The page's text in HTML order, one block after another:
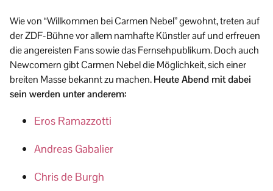
Wie von “Willkommen bei Carmen Nebel” gewohnt, treten auf
der ZDF-Bühne vor allem namhafte Künstler auf und erfreuen
die angereisten Fans sowie das Fernsehpublikum. Doch auch
Newcomern gibt Carmen Nebel die Möglichkeit, sich einer
breiten Masse bekannt zu machen.Heute Abend mit dabei
sein werden unter anderem:
Eros Ramazzotti
Andreas Gabalier
Chris de Burgh